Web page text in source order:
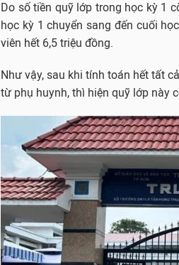
Do số tiền quỹ lớp trong học kỳ 1
học kỳ 1 chuyển sang đến cuối
viên hết 6,5 triệu đồng.
Như vậy, sau khi tính toán hết tất
từ phụ huynh, thì hiện quỹ lớp này